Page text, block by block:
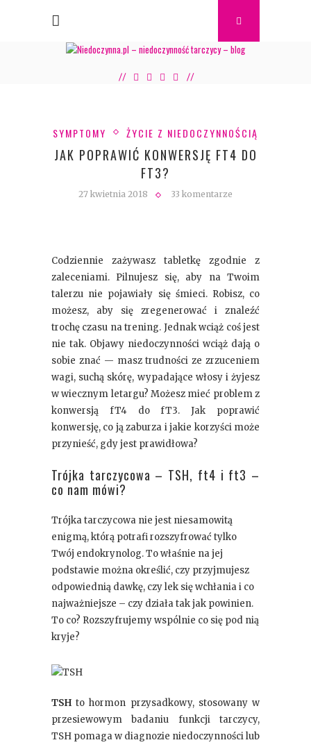
SYMPTOMY ŻYCIE Z NIEDOCZYNNOŚCIĄ
JAK POPRAWIĆ KONWERSJĘ FT4 DO
FT3?
27 kwietnia 2018 33 komentarze
Codziennie zażywasz tabletkę zgodnie z
zaleceniami. Pilnujesz się, aby na Twoim
talerzu nie pojawiały się śmieci. Robisz, co
możesz, aby się zregenerować i znaleźć
trochę czasu na trening. Jednak wciąż coś jest
nie tak. Objawy niedoczynności wciąż dają o
sobie znać — masz trudności ze zrzuceniem
wagi, suchą skórę, wypadające włosy i żyjesz
w wiecznym letargu? Możesz mieć problem z
konwersją fT4 do fT3. Jak poprawić
konwersję, co ją zaburza i jakie korzyści może
przynieść, gdy jest prawidłowa?
Trójka tarczycowa – TSH, ft4 i ft3 –
co nam mówi?
Trójka tarczycowa nie jest niesamowitą
enigmą, którą potrafi rozszyfrować tylko
Twój endokrynolog. To właśnie na jej
podstawie można określić, czy przyjmujesz
odpowiednią dawkę, czy lek się wchłania i co
najważniejsze – czy działa tak jak powinien.
To co? Rozszyfrujemy wspólnie co się pod nią
kryje?
TSH to hormon przysadkowy, stosowany w
przesiewowym badaniu funkcji tarczycy,
TSH pomaga w diagnozie niedoczynności lub